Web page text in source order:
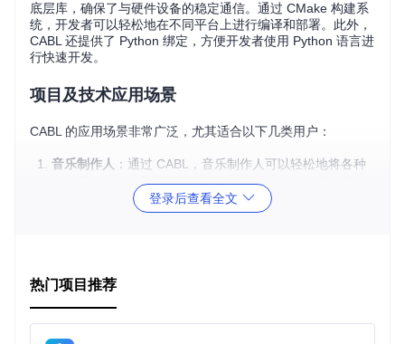
底层库，确保了与硬件设备的稳定通信。通过 CMake 构建系
统，开发者可以轻松地在不同平台上进行编译和部署。此外，
CABL 还提供了 Python 绑定，方便开发者使用 Python 语言进
行快速开发。
项目及技术应用场景
CABL 的应用场景非常广泛，尤其适合以下几类用户：
音乐制作人 ：通过 CABL，音乐制作人可以轻松地将各种
控制器集成到自己的工作流程中，提升创作的灵活性和效
研究其内部实现，甚至进行二次开发，满足个性化需求。
项目特点
登录后查看全文
热门项目推荐